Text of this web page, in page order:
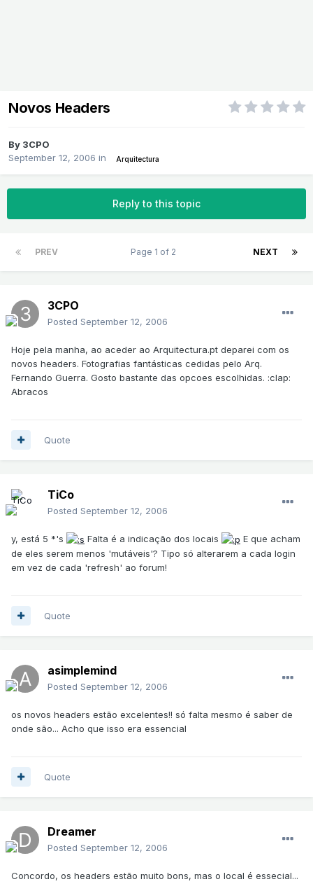
Novos Headers
By 3CPO
September 12, 2006 in Arquitectura
Reply to this topic
PREV NEXT
Page 1 of 2
3CPO
Posted September 12, 2006
Hoje pela manha, ao aceder ao Arquitectura.pt deparei com os
novos headers. Fotografias fantásticas cedidas pelo Arq.
Fernando Guerra. Gosto bastante das opcoes escolhidas. :clap:
Abracos
Quote
TiCo
Posted September 12, 2006
y, está 5 *'s Falta é a indicação dos locais
E que acham
de eles serem menos 'mutáveis'? Tipo só alterarem a cada login
em vez de cada 'refresh' ao forum!
Quote
asimplemind
Posted September 12, 2006
os novos headers estão excelentes!! só falta mesmo é saber de
onde são... Acho que isso era essencial
Quote
Dreamer
Posted September 12, 2006
Concordo, os headers estão muito bons, mas o local é essecial...